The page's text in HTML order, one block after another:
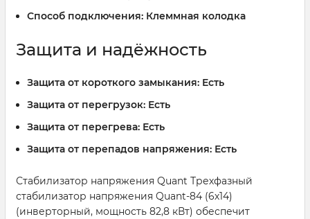
Способ подключения: Клеммная колодка
Защита и надёжность
Защита от короткого замыкания: Есть
Защита от перегрузок: Есть
Защита от перегрева: Есть
Защита от перепадов напряжения: Есть
Стабилизатор напряжения Quant Трехфазный
стабилизатор напряжения Quant-84 (6х14)
(инверторный, мощность 82,8 кВт) обеспечит